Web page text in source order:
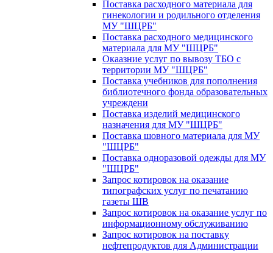
Поставка расходного материала для
гинекологии и родильного отделения
МУ "ШЦРБ"
Поставка расходного медицинского
материала для МУ "ШЦРБ"
Окаазние услуг по вывозу ТБО с
территории МУ "ШЦРБ"
Поставка учебников для пополнения
библиотечного фонда образовательных
учреждени
Поставка изделий медицинского
назначения для МУ "ШЦРБ"
Поставка шовного материала для МУ
"ШЦРБ"
Поставка одноразовой одежды для МУ
"ШЦРБ"
Запрос котировок на оказание
типографских услуг по печатанию
газеты ШВ
Запрос котировок на оказание услуг по
информационному обслуживанию
Запрос котировок на поставку
нефтепродуктов для Администрации